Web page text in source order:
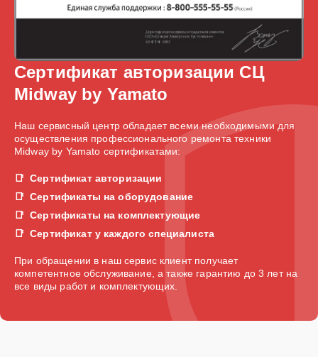
Сертификат авторизации СЦ
Midway by Yamato
Наш сервисный центр обладает всеми необходимыми для
осуществления профессионального ремонта техники
Midway by Yamato сертификатами:
Сертификат авторизации
Сертификаты на оборудование
Сертификаты на комплектующие
Сертификат у каждого специалиста
При обращении в наш сервис клиент получает
компетентное обслуживание, а также гарантию до 3 лет на
все виды работ и комплектующих.